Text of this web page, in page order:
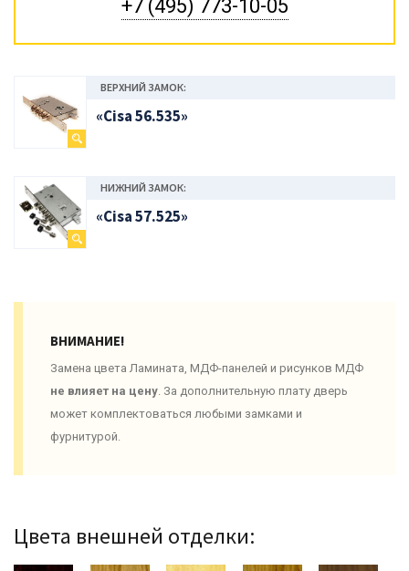
+7 (495) 773-10-05
ВЕРХНИЙ ЗАМОК:
«Cisa 56.535»
НИЖНИЙ ЗАМОК:
«Cisa 57.525»
ВНИМАНИЕ!
Замена цвета Ламината, МДФ-панелей и рисунков МДФ
не влияет на цену. За дополнительную плату дверь
может комплектоваться любыми замками и
фурнитурой.
Цвета внешней отделки: